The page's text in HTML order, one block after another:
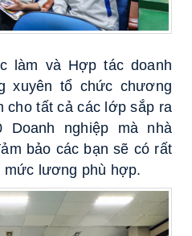
làm và Hợp tác doanh
xuyên tổ chức chương
cho tất cả các lớp sắp ra
nghiệp mà nhà
bảo các bạn sẽ có rất
mức lương phù hợp.